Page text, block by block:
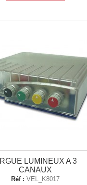
LUMINEUX A 3
CANAUX
Réf : VEL_K8017